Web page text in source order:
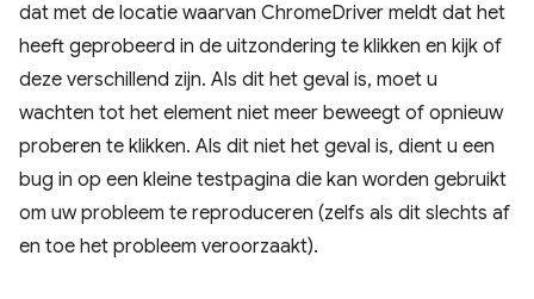
dat met de locatie waarvan ChromeDriver meldt dat het
heeft geprobeerd in de uitzondering te klikken en kijk of
deze verschillend zijn. Als dit het geval is, moet u
wachten tot het element niet meer beweegt of opnieuw
proberen te klikken. Als dit niet het geval is, dient u een
bug in op een kleine testpagina die kan worden gebruikt
om uw probleem te reproduceren (zelfs als dit slechts af
en toe het probleem veroorzaakt).